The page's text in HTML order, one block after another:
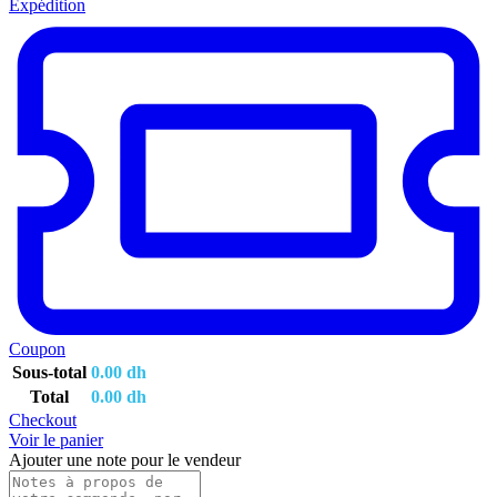
Expédition
Coupon
Sous-total 0.00 dh
Total
0.00 dh
Checkout
Voir le panier
Ajouter une note pour le vendeur